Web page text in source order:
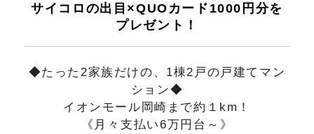
サイコロの出目×QUOカード1000円分を
プレゼント！
◆たった2家族だけの、1棟2戸の戸建てマン
ション◆
イオンモール岡崎まで約１km！
《月々支払い6万円台～》